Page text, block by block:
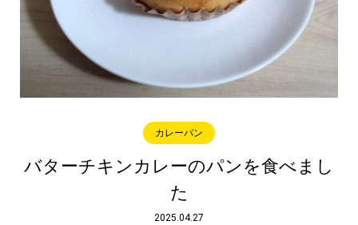
カレーパン
バターチキンカレーのパンを食べまし
た
2025.04.27